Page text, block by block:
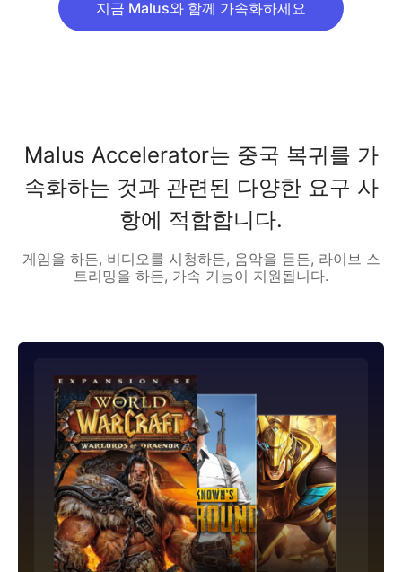
지금 Malus와 함께 가속화하세요
Malus Accelerator는 중국 복귀를 가
속화하는 것과 관련된 다양한 요구 사
항에 적합합니다.
게임을 하든, 비디오를 시청하든, 음악을 듣든, 라이브 스
트리밍을 하든, 가속 기능이 지원됩니다.